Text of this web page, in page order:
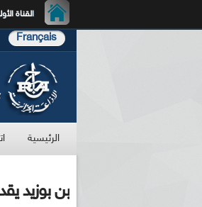
القناة
Français
الرئيسية
بن بوزيد